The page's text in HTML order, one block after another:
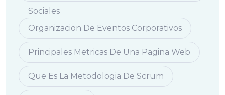
Sociales
Organizacion De Eventos Corporativos
Principales Metricas De Una Pagina Web
Que Es La Metodologia De Scrum